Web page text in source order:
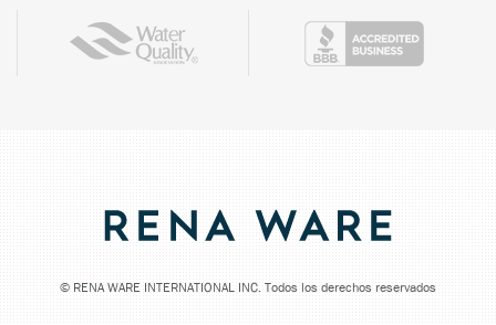
© RENA WARE INTERNATIONAL INC. Todos los derechos reservados